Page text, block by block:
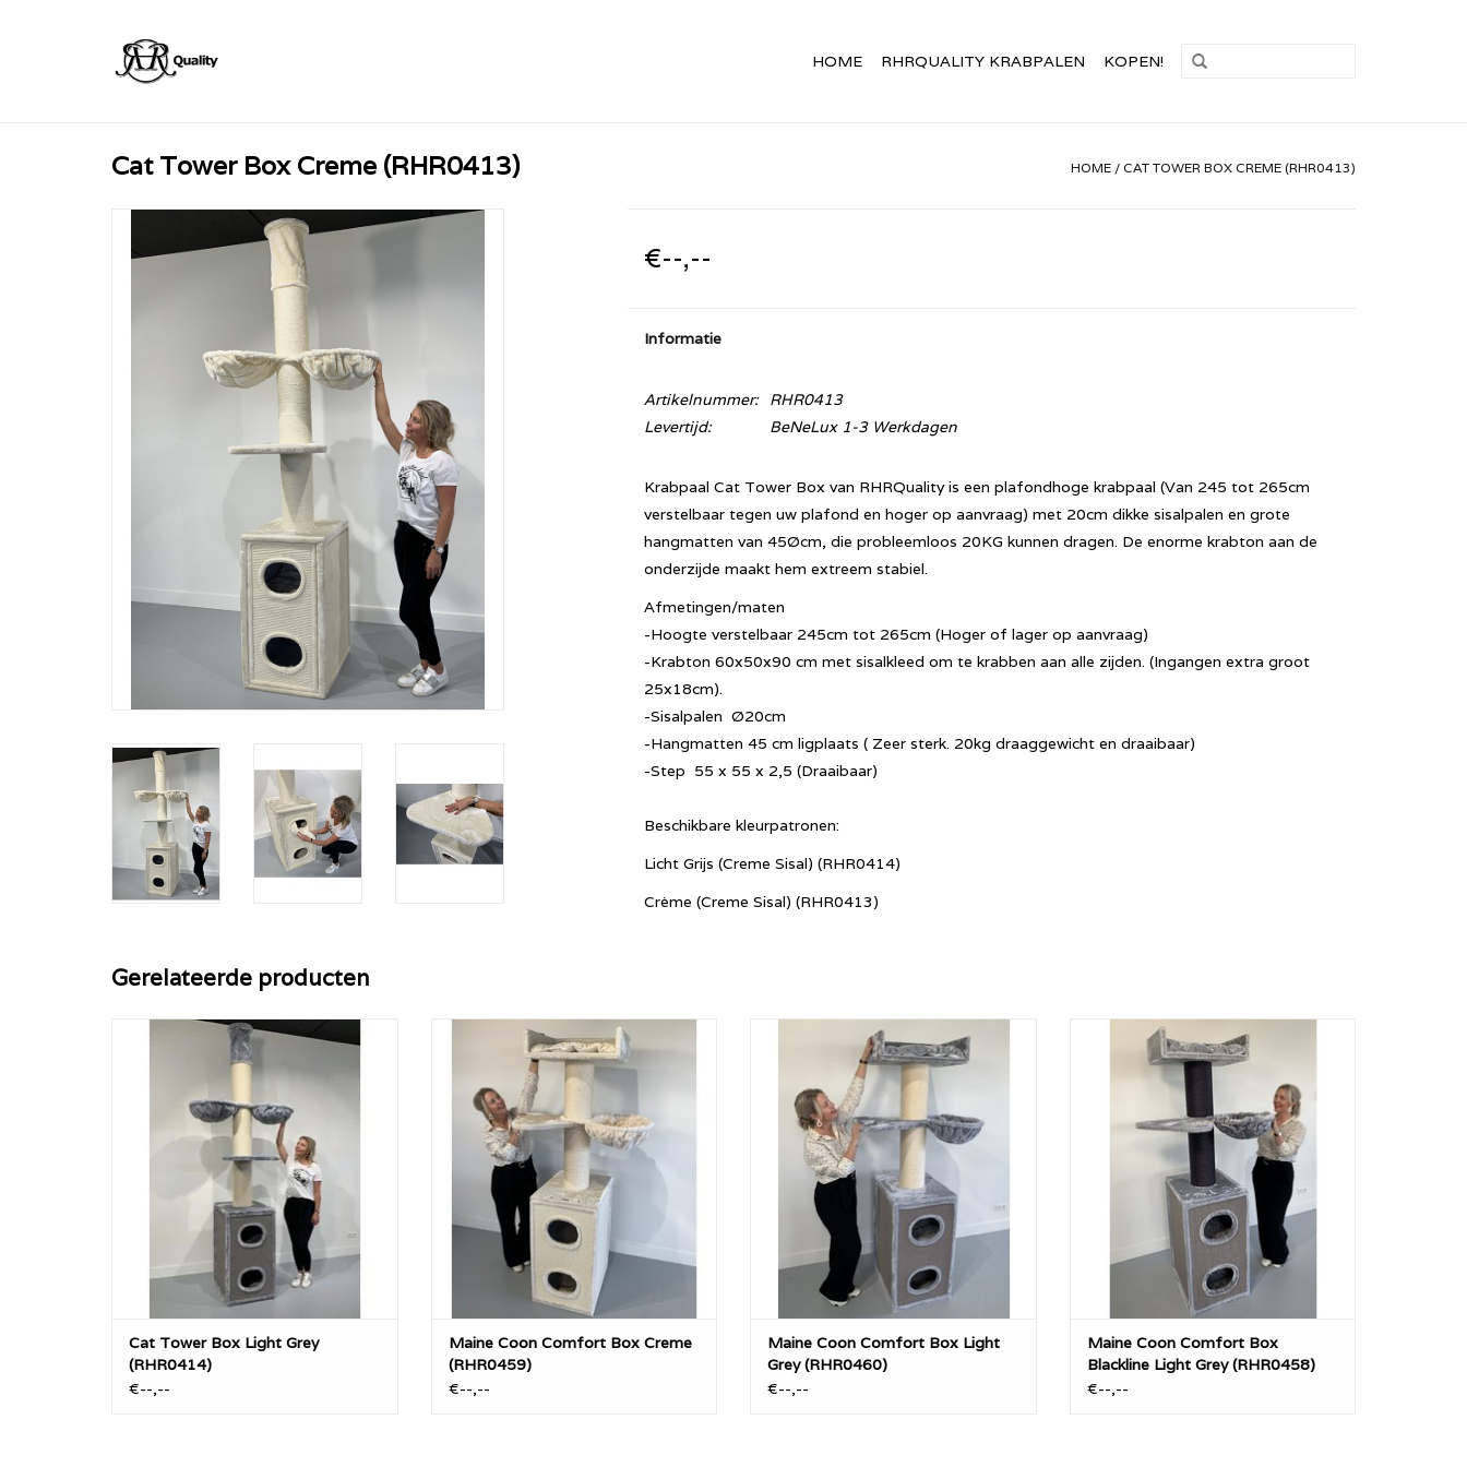
HOME RHRQUALITY KRABPALEN KOPEN!
Cat Tower Box Creme (RHR0413) HOME / CAT TOWER BOX CREME (RHR0413)
€--,--
Informatie
Artikelnummer:
RHR0413
Levertijd:
BeNeLux 1-3 Werkdagen
Krabpaal Cat Tower Box van RHRQuality is een plafondhoge krabpaal (Van 245 tot 265cm
verstelbaar tegen uw plafond en hoger op aanvraag) met 20cm dikke sisalpalen en grote
hangmatten van 45Øcm, die probleemloos 20KG kunnen dragen. De enorme krabton aan de
onderzijde maakt hem extreem stabiel.
Afmetingen/maten
-Hoogte verstelbaar 245cm tot 265cm (Hoger of lager op aanvraag)
-Krabton 60x50x90 cm met sisalkleed om te krabben aan alle zijden. (Ingangen extra groot
25x18cm).
-Sisalpalen Ø20cm
-Hangmatten 45 cm ligplaats ( Zeer sterk. 20kg draaggewicht en draaibaar)
-Step 55 x 55 x 2,5 (Draaibaar)
Beschikbare kleurpatronen:
Licht Grijs (Creme Sisal) (RHR0414)
Crème (Creme Sisal) (RHR0413)
Gerelateerde producten
De Cat Tower Box is een plafondhoge
krabpaal die dé ideale samenstelling is
van de Maine Coon Tower + enorme
TOEVOEGEN AAN WINKELWAGEN
Cat Tower Box Light Grey
(RHR0414)
€--,--
Maine Coon Comfort Box Creme
(RHR0459)
TOEVOEGEN AAN WINKELWAGEN
Maine Coon Comfort Box Creme
(RHR0459)
€--,--
Maine Coon Comfort Box Light Grey
(RHR0460)
TOEVOEGEN AAN WINKELWAGEN
Maine Coon Comfort Box Light
Grey (RHR0460)
€--,--
Maine Coon Comfort Box Blackline Light
Grey (RHR0458)
TOEVOEGEN AAN WINKELWAGEN
Maine Coon Comfort Box
Blackline Light Grey (RHR0458)
€--,--